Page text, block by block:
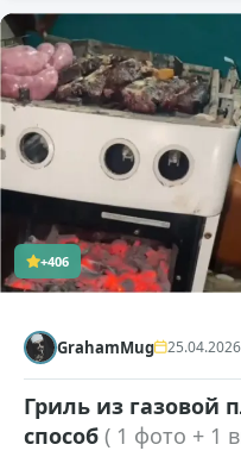
+406
GrahamMug 25.04.2026
Гриль из газовой
способ ( 1 фото + 1